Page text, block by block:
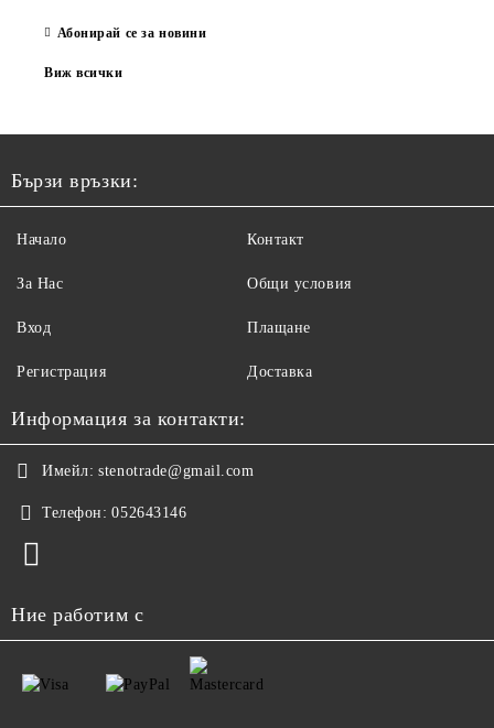
Абонирай се за новини
Виж всички
Бързи връзки:
Начало
За Нас
Вход
Регистрация
Контакт
Общи условия
Плащане
Доставка
Информация за контакти:
Имейл: stenotrade@gmail.com
Телефон: 052643146
Ние работим с